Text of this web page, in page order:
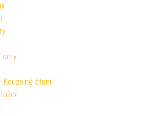
sety
Kouzelné čtení